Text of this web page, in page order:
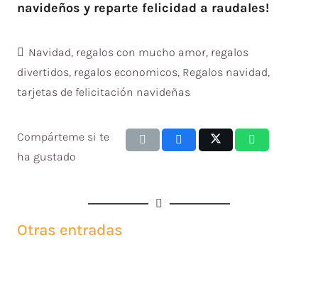
navideños y reparte felicidad a raudales!
Navidad, regalos con mucho amor, regalos
divertidos, regalos economicos, Regalos navidad,
tarjetas de felicitación navideñas
Compárteme si te
ha gustado
Otras entradas